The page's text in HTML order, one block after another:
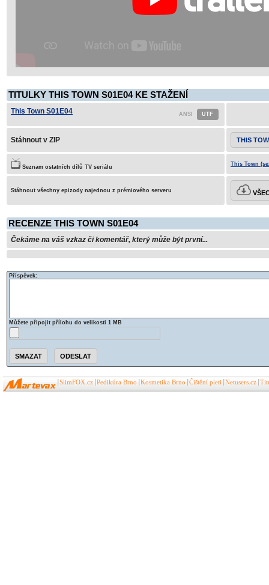
TITULKY THIS TOWN S01E04 KE STAŽENÍ
This Town S01E04
Stáhnout v ZIP THIS
Seznam ostatních dílů TV seriálu This Town
Stáhnout všechny epizody najednou z prémiového serveru
RECENZE THIS TOWN S01E04
Čekáme na váš vzkaz či komentář, který může být první...
Příspěvek:
Můžete připojit přílohu do velikosti 1 MB
SlimFOX.cz Pedikúra Brno Kosmetika Brno Čištění pleti Netusers.cz